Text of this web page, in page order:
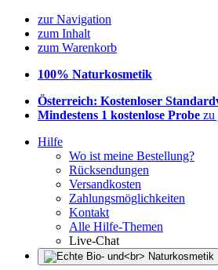
zur Navigation
zum Inhalt
zum Warenkorb
100% Naturkosmetik
Österreich: Kostenloser
Mindestens 1 kostenlose Probe zu
Hilfe
Wo ist meine Bestellung?
Rücksendungen
Versandkosten
Zahlungsmöglichkeiten
Kontakt
Alle Hilfe-Themen
Live-Chat